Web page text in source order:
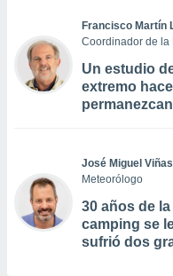
Francisco Martín
Coordinador de la
Un estudio
extremo
José Miguel Viñas
Meteorólogo
30 años de
camping se
sufrió dos